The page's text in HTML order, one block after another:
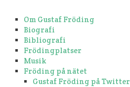
Om Gustaf Fröding
Biografi
Bibliografi
Frödingplatser
Musik
Fröding på nätet
Gustaf Fröding på Twitter